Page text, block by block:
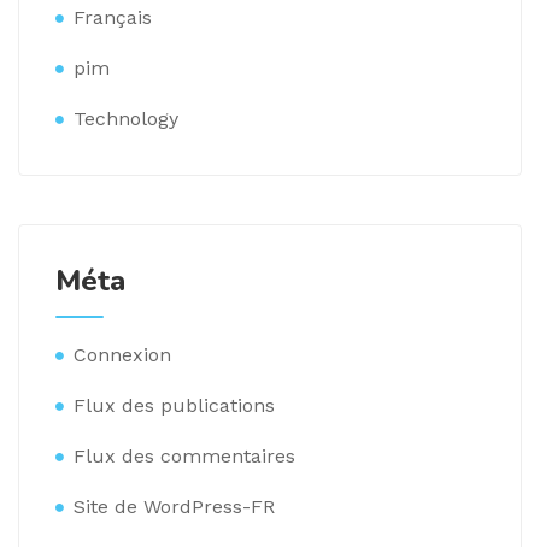
Français
pim
Technology
Méta
Connexion
Flux des publications
Flux des commentaires
Site de WordPress-FR